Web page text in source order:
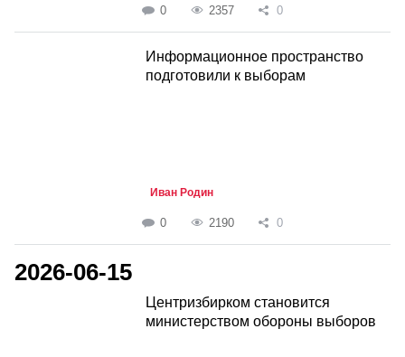
0 2357 0
Информационное пространство
подготовили к выборам
Иван Родин
0 2190 0
2026-06-15
Центризбирком становится
министерством обороны выборов